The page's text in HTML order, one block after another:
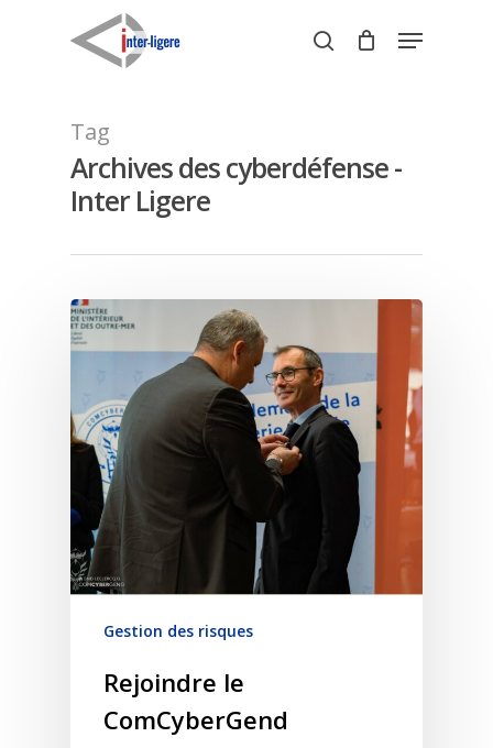
search
Menu
Tag
Archives des cyberdéfense -
Inter Ligere
Gestion des risques
Rejoindre le
ComCyberGend